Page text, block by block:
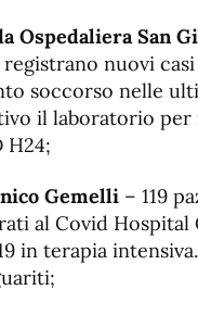
Ospedaliera San
nuovi casi
soccorso nelle
il laboratorio per
H24;
Gemelli – 119
al Covid Hospital
in terapia